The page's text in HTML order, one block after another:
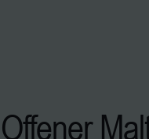
Offener